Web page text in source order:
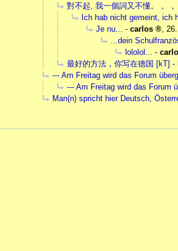
對不起, 我一個詞又不懂。 。 。
Ich hab nicht gemeint, ich
Je nu...
- carlos
...dein
lololol...
-
最好的方法，你写在德国 [kT] -
--- Am Freitag wird das Forum
--- Am Freitag wird das Forum
Man(n) spricht hier Deutsch,